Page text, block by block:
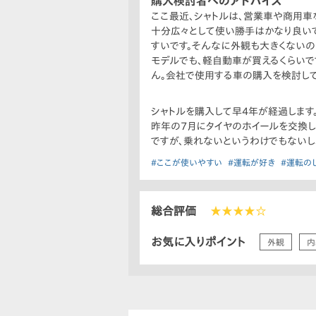
ここ最近、シャトルは、営業車や商用
十分広々として使い勝手はかなり良い
すいです。そんなに外観も大きくない
モデルでも、軽自動車が買えるくらい
ん。会社で使用する車の購入を検討し
シャトルを購入して早4年が経過します
昨年の7月にタイヤのホイールを交換
ですが、乗れないというわけでもない
#ここが使いやすい #運転が好き #運転の
総合評価 ★★★★☆
お気に入りポイント 外観